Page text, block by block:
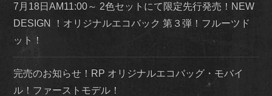
7月18日AM11:00～ 2色セットにて限定先行発売！NEW
DESIGN ！オリジナルエコバック 第３弾！フルーツド
ット！
完売のお知らせ！RP オリジナルエコバッグ・モバイ
ル！ファーストモデル！